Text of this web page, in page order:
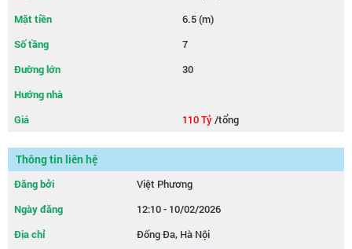
Mặt tiền
6.5 (m)
Số tầng
7
Đường lớn
30
Hướng nhà
Giá
110 Tỷ/tổng
Thông tin liên hệ
Đăng bởi
Việt Phương
Ngày đăng
12:10 - 10/02/2026
Địa chỉ
Đống Đa, Hà Nội